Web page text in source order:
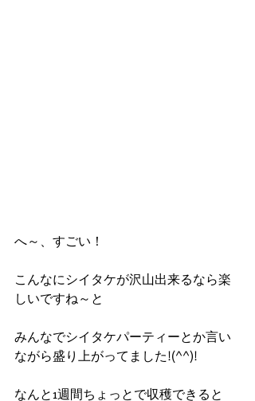
へ～、すごい！
こんなにシイタケが沢山出来るなら楽
しいですね～と
みんなでシイタケパーティーとか言い
ながら盛り上がってました!(^^)!
なんと1週間ちょっとで収穫できると